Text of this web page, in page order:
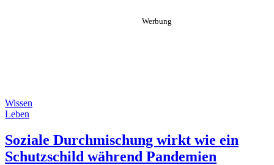
Wissen
Leben
Soziale Durchmischung wirkt wie ein
Schutzschild während Pandemien